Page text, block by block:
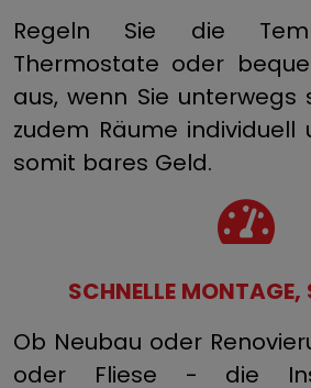
Regeln Sie die
Thermostate oder
aus, wenn Sie unterwegs
zudem Räume individuell
somit bares Geld.
SCHNELLE MONTAGE,
Ob Neubau oder
oder Fliese - die